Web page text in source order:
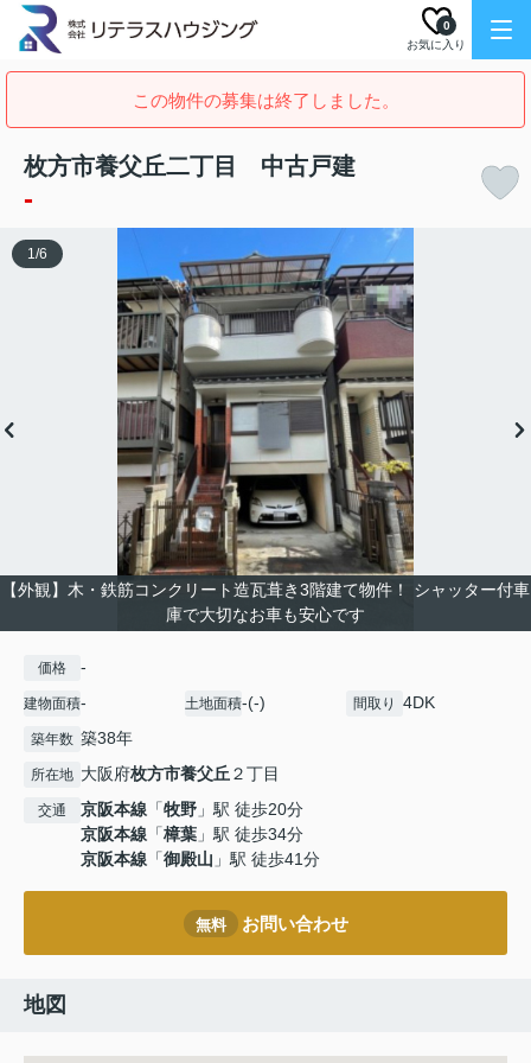
お気に入り
0
この物件の募集は終了しました。
枚方市養父丘二丁目 中古戸建
-
【外観】木・鉄筋コンクリート造瓦葺き3階建て物件！ シャッター付車
庫で大切なお車も安心です
1/6
価格 -
建物面積- 土地面積-(-) 間取り 4DK
築年数 築38年
所在地 大阪府枚方市養父丘２丁目
交通 京阪本線 「牧野 」駅 徒歩20分
京阪本線 「樟葉 」駅 徒歩34分
京阪本線 「御殿山 」駅 徒歩41分
無料 お問い合わせ
地図